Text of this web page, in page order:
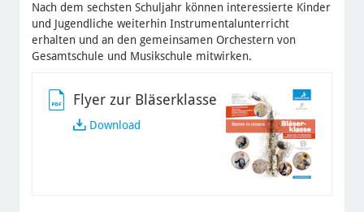
Nach dem sechsten Schuljahr können interessierte Kinder
und Jugendliche weiterhin Instrumentalunterricht
erhalten und an den gemeinsamen Orchestern von
Gesamtschule und Musikschule mitwirken.
Flyer zur Bläserklasse
Download